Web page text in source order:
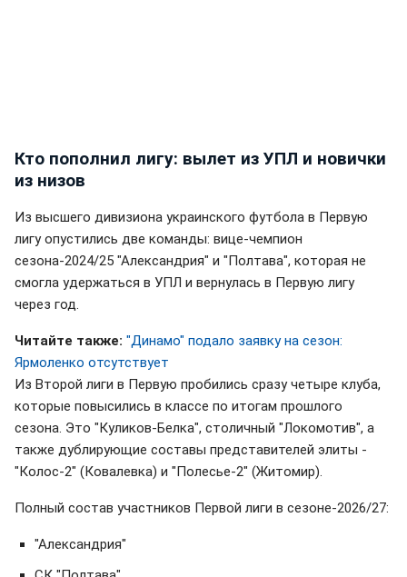
Кто пополнил лигу: вылет из УПЛ и новички
из низов
Из высшего дивизиона украинского футбола в Первую
лигу опустились две команды: вице-чемпион
сезона-2024/25 "Александрия" и "Полтава", которая не
смогла удержаться в УПЛ и вернулась в Первую лигу
через год.
Читайте также: "Динамо" подало заявку на сезон:
Ярмоленко отсутствует
Из Второй лиги в Первую пробились сразу четыре клуба,
которые повысились в классе по итогам прошлого
сезона. Это "Куликов-Белка", столичный "Локомотив", а
также дублирующие составы представителей элиты -
"Колос-2" (Ковалевка) и "Полесье-2" (Житомир).
Полный состав участников Первой лиги в сезоне-2026/27:
"Александрия"